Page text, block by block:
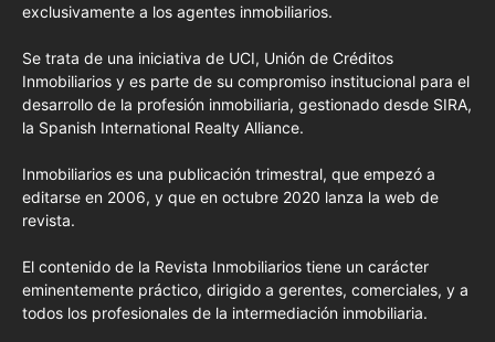
exclusivamente a los agentes inmobiliarios.
Se trata de una iniciativa de UCI, Unión de Créditos
Inmobiliarios y es parte de su compromiso institucional para el
desarrollo de la profesión inmobiliaria, gestionado desde SIRA,
la Spanish International Realty Alliance.
Inmobiliarios es una publicación trimestral, que empezó a
editarse en 2006, y que en octubre 2020 lanza la web de
revista.
El contenido de la Revista Inmobiliarios tiene un carácter
eminentemente práctico, dirigido a gerentes, comerciales, y a
todos los profesionales de la intermediación inmobiliaria.